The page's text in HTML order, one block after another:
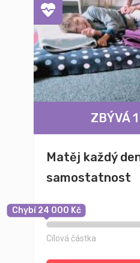
ZBÝVÁ
Matěj každý
samostatnost
Chybí 24 000 Kč
Cílová částka